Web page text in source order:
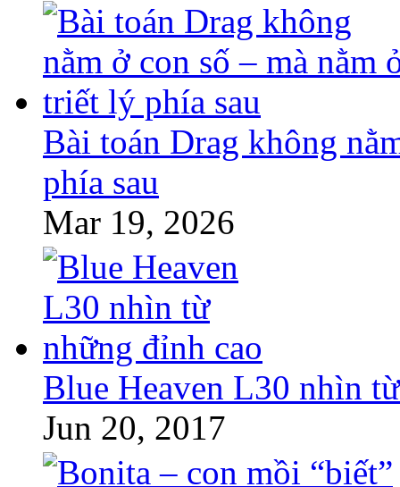
Bài toán Drag không
phía sau
Mar 19, 2026
Blue Heaven L30 nhìn
Jun 20, 2017